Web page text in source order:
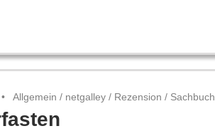
Allgemein / netgalley / Rezension / Sachbuch